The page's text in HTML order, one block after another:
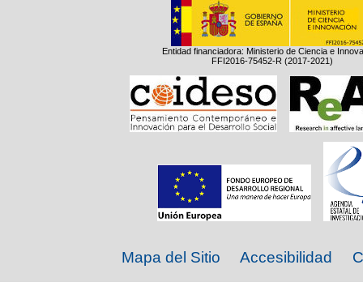
Entidad financiadora: Ministerio de Ciencia e
FFI2016-75452-R (2017-2021)
Mapa del Sitio Accesibilidad